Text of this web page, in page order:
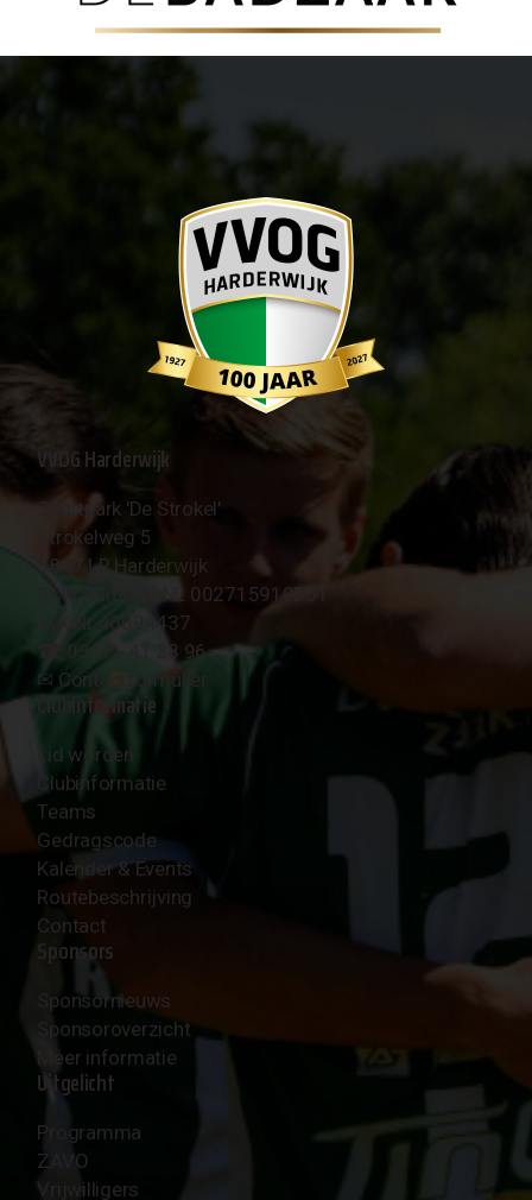
VVOG Harderwijk
Sportpark 'De Strokel'
Strokelweg 5
3847 LR Harderwijk
BTW Nummer NL 002715910B01
KvK Nr 40094437
☎︎ 0341 - 41 28 96
✉︎ Contactformulier
Clubinformatie
Lid worden
Clubinformatie
Teams
Gedragscode
Kalender & Events
Routebeschrijving
Contact
Sponsors
Sponsornieuws
Sponsoroverzicht
Meer informatie
Uitgelicht
Programma
ZAVO
Vrijwilligers